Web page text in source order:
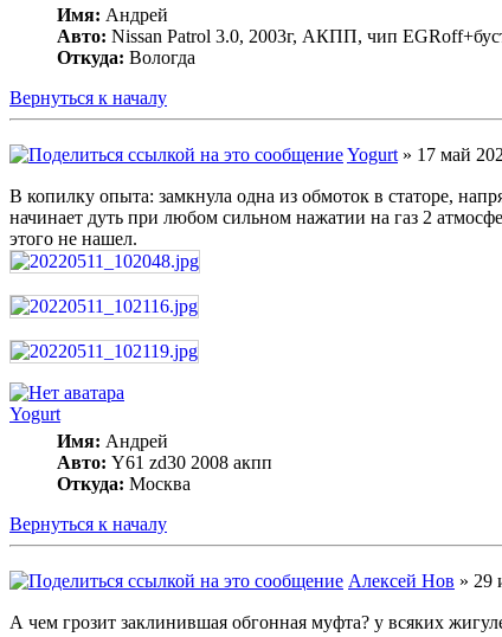
Имя: Андрей
Авто: Nissan Patrol 3.0, 2003г, АКПП, чип
Откуда: Вологда
Вернуться к началу
Yogurt » 17 май
В копилку опыта: замкнула одна из обмоток в статоре,
начинает дуть при любом сильном нажатии на газ 2
этого не нашел.
Yogurt
Имя: Андрей
Авто: Y61 zd30 2008 акпп
Откуда: Москва
Вернуться к началу
Алексей Нов » 29
А чем грозит заклинившая обгонная муфта? у всяких